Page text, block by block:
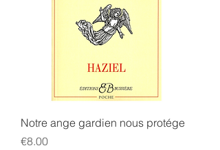
Notre ange gardien nous protége
Price
€8.00